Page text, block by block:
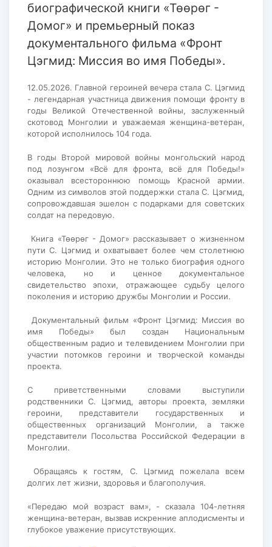
биографической книги «Төөрөг -
Домог» и премьерный показ
документального фильма «Фронт
Цэгмид: Миссия во имя Победы».
12.05.2026. Главной героиней вечера стала С. Цэгмид
- легендарная участница движения помощи фронту в
годы Великой Отечественной войны, заслуженный
скотовод Монголии и уважаемая женщина-ветеран,
которой исполнилось 104 года.
В годы Второй мировой войны монгольский народ
под лозунгом «Всё для фронта, всё для Победы!»
оказывал всестороннюю помощь Красной армии.
Одним из символов этой поддержки стала С. Цэгмид,
сопровождавшая эшелон с подарками для советских
солдат на передовую.
Книга «Төөрөг - Домог» рассказывает о жизненном
пути С. Цэгмид и охватывает более чем столетнюю
историю Монголии. Это не только биография одного
человека, но и ценное документальное
свидетельство эпохи, отражающее судьбу целого
поколения и историю дружбы Монголии и России.
Документальный фильм «Фронт Цэгмид: Миссия во
имя Победы» был создан Национальным
общественным радио и телевидением Монголии при
участии потомков героини и творческой команды
проекта.
С приветственными словами выступили
родственники С. Цэгмид, авторы проекта, земляки
героини, представители государственных и
общественных организаций Монголии, а также
представители Посольства Российской Федерации в
Монголии.
Обращаясь к гостям, С. Цэгмид пожелала всем
долгих лет жизни, здоровья и благополучия.
«Передаю мой возраст вам», - сказала 104-летняя
женщина-ветеран, вызвав искренние аплодисменты и
глубокое уважение присутствующих.